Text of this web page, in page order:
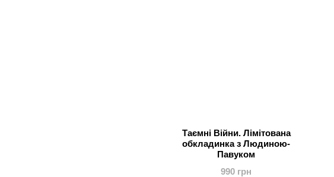
Таємні Війни. Лімітована
обкладинка з Людиною-
Павуком
990 грн